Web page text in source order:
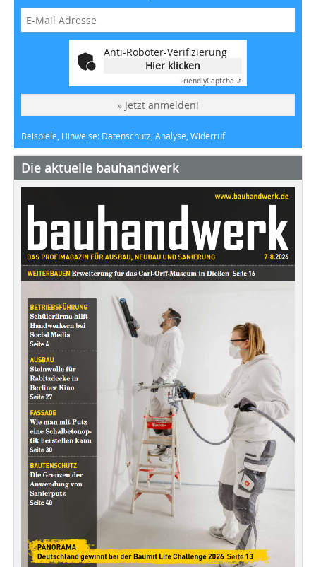
Anti-Roboter-Verifizierung
Hier klicken
FriendlyCaptcha ⇗
» Jetzt anmelden!
Beispiele, Hinweise: Datenschutz, Analyse, Widerruf
Die aktuelle bauhandwerk